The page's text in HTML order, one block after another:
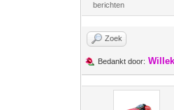
berichten
Zoek
Bedankt door: